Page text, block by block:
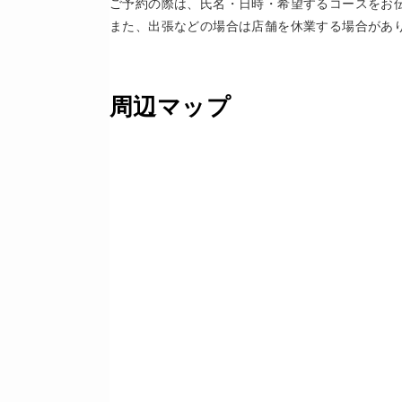
ご予約の際は、氏名・日時・希望するコースをお
また、出張などの場合は店舗を休業する場合があ
周辺マップ